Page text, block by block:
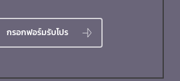
กรอกฟอร์มรับโปร